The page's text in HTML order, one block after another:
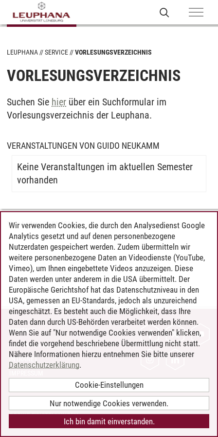
LEUPHANA SERVICE VORLESUNGSVERZEICHNIS
VORLESUNGSVERZEICHNIS
Suchen Sie hier über ein Suchformular im
Vorlesungsverzeichnis der Leuphana.
VERANSTALTUNGEN VON GUIDO NEUKAMM
Keine Veranstaltungen im aktuellen Semester
vorhanden
Timo Leder/30.06.2024
KONTAKT
LEUPHANA ALS ARBEITGEBER
INTRANET
BARRIEREFREIHEIT
COOKIE-EINSTELLUNGEN
Wir verwenden Cookies, die durch den Analysedienst Google
Analytics gesetzt und auf denen personenbezogene
Nutzerdaten gespeichert werden. Zudem übermitteln wir
weitere personenbezogene Daten an Videodienste (YouTube,
Vimeo), um Ihnen eingebettete Videos anzuzeigen. Diese
Daten werden unter anderem in die USA übermittelt. Der
Europäische Gerichtshof hat das Datenschutzniveau in den
USA, gemessen an EU-Standards, jedoch als unzureichend
eingeschätzt. Es besteht auch die Möglichkeit, dass Ihre
Daten dann durch US-Behörden verarbeitet werden können.
Wenn Sie auf "Nur notwendige Cookies verwenden" klicken,
findet die vorgehend beschriebene Übermittlung nicht statt.
Nähere Informationen hierzu entnehmen Sie bitte unserer
Datenschutzerklärung.
Cookie-Einstellungen
Nur notwendige Cookies verwenden.
Ich bin damit einverstanden.